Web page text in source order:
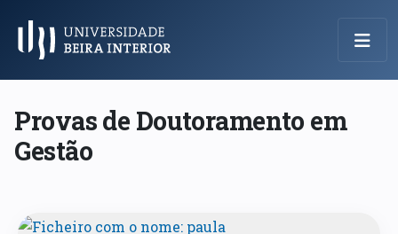
Menu Principal
Provas de Doutoramento em
Gestão